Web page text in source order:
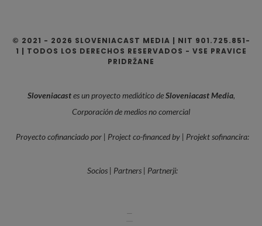
© 2021 - 2026 SLOVENIACAST MEDIA | NIT 901.725.851-
1 | TODOS LOS DERECHOS RESERVADOS - VSE PRAVICE
PRIDRŽANE
Sloveniacastes un proyecto mediático deSloveniacast Media,
Corporación de medios no comercial
Proyecto cofinanciado por | Project co-financed by | Projekt sofinancira:
Socios | Partners | Partnerji:
—